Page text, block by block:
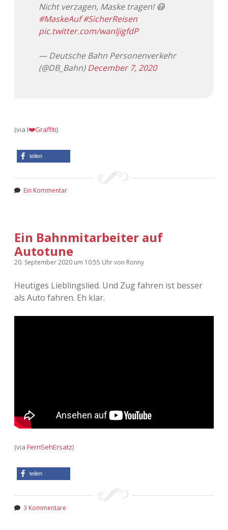
Nicht verzagen, Maske tragen! 😷
#MaskeAuf #SicherReisen
pic.twitter.com/wanljigfdP
— Deutsche Bahn Personenverkehr
(@DB_Bahn)December 7, 2020
(via I❤️Graffiti)
teilen
Ein Kommentar
Ein Bahnmitarbeiter auf
Autotune
20. September 2020 um 10:55 Uhrvon Ronny
Heutiges Lieblingslied. Und Zug fahren ist besser
als Auto fahren. Eh klar.
(via FernSehErsatz)
teilen
3 Kommentare